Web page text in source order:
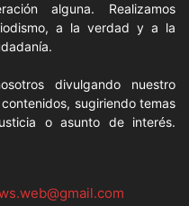
alguna. Realizamos
a la verdad y a la
divulgando nuestro
sugiriendo temas
o asunto de interés.